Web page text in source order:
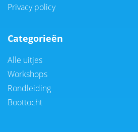
Privacy policy
Categorieën
Alle uitjes
Workshops
Rondleiding
Boottocht